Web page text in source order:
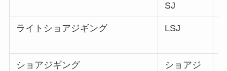
SJ
ライトショアジギング LSJ
ショアジギング
ショアジ